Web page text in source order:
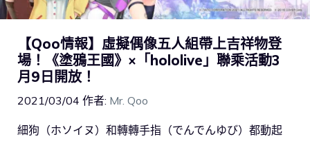
【Qoo情報】虛擬偶像五人組帶上吉祥物登
場！《塗鴉王國》×「hololive」聯乘活動3
月9日開放！
2021/03/04 作者: Mr. Qoo
細狗（ホソイヌ）和轉轉手指（でんでんゆび）都動起